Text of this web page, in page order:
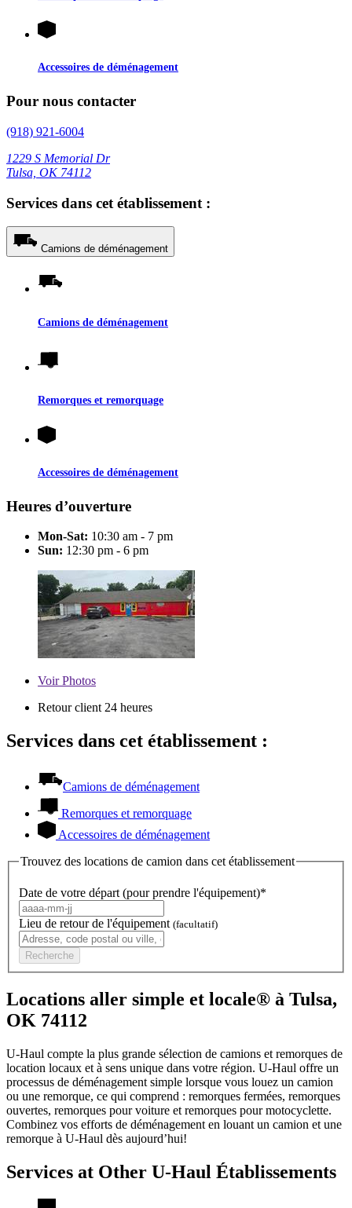
Accessoires de déménagement
Pour nous contacter
(918) 921-6004
1229 S Memorial Dr
Tulsa, OK 74112
Services dans cet établissement :
Camions de déménagement
Camions de déménagement
Remorques et remorquage
Accessoires de déménagement
Heures d’ouverture
Mon-Sat: 10:30 am - 7 pm
Sun: 12:30 pm - 6 pm
VoirPhotos
Retour client 24 heures
Services dans cet établissement :
Camions de déménagement
Remorques et remorquage
Accessoires de déménagement
Trouvez des locations de camion dans cet établissement
Date de votre départ (pour prendre l'équipement)*
Lieu de retour de l'équipement (facultatif)
Recherche
Locations aller simple et locale® à Tulsa,
OK 74112
U-Haul compte la plus grande sélection de camions et remorques de
location locaux et à sens unique dans votre région. U-Haul offre un
processus de déménagement simple lorsque vous louez un camion
ou une remorque, ce qui comprend : remorques fermées, remorques
ouvertes, remorques pour voiture et remorques pour motocyclette.
Combinez vos efforts de déménagement en louant un camion et une
remorque à U-Haul dès aujourd’hui!
Services at Other U-Haul Établissements